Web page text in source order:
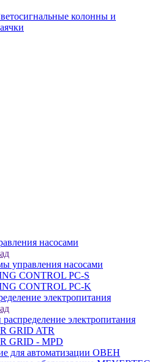
колонны и
насосами
управления насосами
CONTROL PC-S
CONTROL PC-K
электропитания
электропитания
GRID ATR
GRID - MPD
для автоматизации ОВЕН